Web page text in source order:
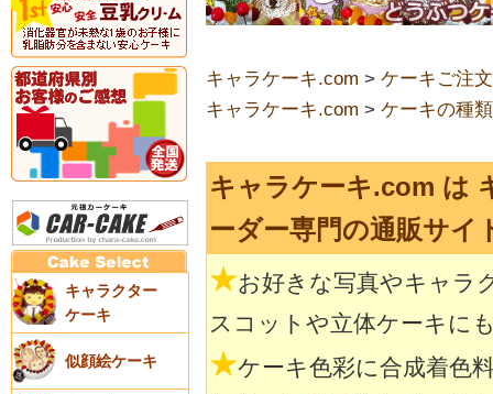
キャラクター
ケーキ
似顔絵ケーキ
キャラケーキ.com > ケーキご注
キャラケーキ.com > ケーキの種
キャラケーキ.com は
ーダー専門の通販サイ
★お好きな写真やキャラ
スコットや立体ケーキに
★ケーキ色彩に合成着色